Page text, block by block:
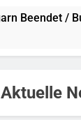
Beendet /
Aktuelle